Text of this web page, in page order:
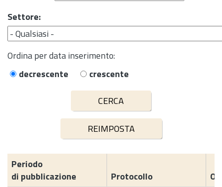
Settore:
Ordina per data inserimento:
decrescente
crescente
Periodo
di pubblicazione
Protocollo